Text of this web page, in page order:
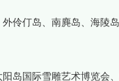
伶仃岛、南麂岛、海陵
岛国际雪雕艺术博览会